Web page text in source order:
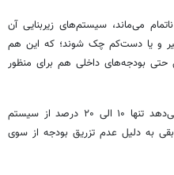
می‌ماند، سیستم‌های زیربنایی آن
و یا دست‌کم چک شوند؛ که این هم
بودجه‌های داخلی هم برای منظور
بنا به گفته بازدیدی، شواهد امر نشان می‌دهد تنها ۱۰ الی ۲۰ درصد از سیستم
به‌ دلیل عدم تزریق بودجه از سوی